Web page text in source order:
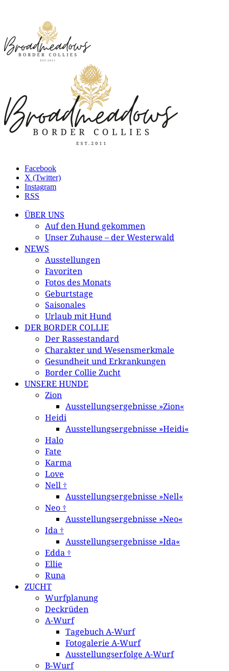
Facebook
X (Twitter)
Instagram
RSS
ÜBER UNS
Auf den Hund gekommen
Unser Zuhause – der Westerwald
NEWS
Ausstellungen
Favoriten
Fotos des Monats
Geburtstage
Saisonales
Urlaub mit Hund
DER BORDER COLLIE
Der Rassestandard
Charakter und Wesensmerkmale
Gesundheit und Erkrankungen
Border Collie Zucht
UNSERE HUNDE
Zion
Ausstellungsergebnisse »Zion«
Heidi
Ausstellungsergebnisse »Heidi«
Halo
Fate
Karma
Love
Nell †
Ausstellungsergebnisse »Nell«
Neo †
Ausstellungsergebnisse »Neo«
Ida †
Ausstellungsergebnisse »Ida«
Edda †
Ellie
Runa
ZUCHT
Wurfplanung
Deckrüden
A-Wurf
Tagebuch A-Wurf
Fotogalerie A-Wurf
Ausstellungserfolge A-Wurf
B-Wurf